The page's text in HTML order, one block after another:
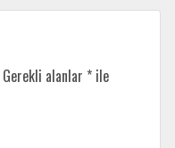
Gerekli alanlar * ile